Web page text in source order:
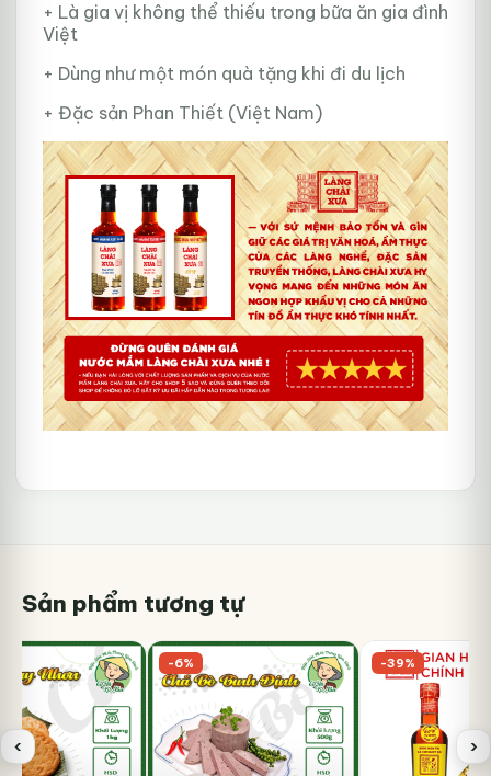
+ Là gia vị không thể thiếu trong bữa ăn gia đình
Việt
+ Dùng như một món quà tặng khi đi du lịch
+ Đặc sản Phan Thiết (Việt Nam)
Sản phẩm tương tự
-6% -39%
‹ ›